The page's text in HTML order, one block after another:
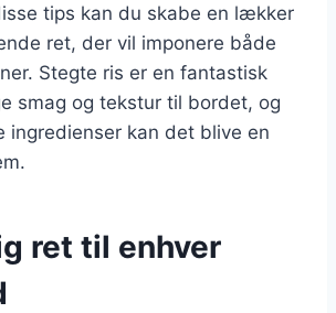
tips kan du skabe en lækker
ret, der vil imponere både
Stegte ris er en fantastisk
smag og tekstur til bordet, og
ingredienser kan det blive en
ret til enhver